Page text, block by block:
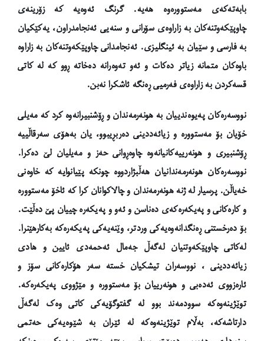
بابەتەکەی مەستوورەوە هەیە. گرنگ ئەوەیە کە زۆرینەی
چاوپێکەوتنەکان بە زاراوەی سۆرانی و سنەیی ئەنجامدراون، یەکێکیان
بە فارسی و سێیان بە ئینگلیزی. ئەنجامدانی چاوپێکەوتنەکان بە زاراوە
باوەکان متمانە زیاتر دەکات و ئەو تەوەرانە دەخاتە ڕوو کە لە کاتی
قسەکردن بە زاراوەی فەرمیی ڕەنگە ئاشکرا نەبن.
نووسەرەکان پەیوەندییان بە هونەرمەندان و ڕۆشنبیرانەوە کرد کەمەیلی
خۆیان بۆ مەستوورە و زیائەددینی دەربڕیبوو، یان بەهۆی سەرقاڵییە
ڕۆشنبیری و هونەرییەکانیانەوە چاوەڕوانی ‌حەز و مەیلیان لێ دەکرا.
نووسەرەکان هونەرمەندانیان هەڵبژاردووە چونکە پێیانوایە کە خاوەنی
خەیاڵن. پرسیار لە ژنە هونەرمەندان و چالاکوانان کرا کە ئاخۆ مەستوورە
و کارەکانی و پەیکەرەکەی دەناسن و ئەو و پەیکەرە چییان پێ دەڵێت.
بۆ دەرخستنی ڕەنگدانەوەیەکی وردتر، وێنەیەکی پەیکەرەکە بەکارهێنرا.
لەکاتی چاوپێکەوتنیان لەگەڵ جەمال ئەحمەدی ئایینو هادی
زیائەددینی ، نووسەران تیشکیان خستە سەر هۆکارەکانی سۆز و
ئارەزووی ئەدەبی و هونەرییان بۆ مەستوورە و مێژووی پەیکەرەکە.
توێژینەوەکە سوودمەند بوو لە گفتوگۆیەکی کاتی وەک لەگەڵ
دارتاشەکە، بەڵام توێژینەوەکە لە ئێران بە شێوەیەکی حەتمی